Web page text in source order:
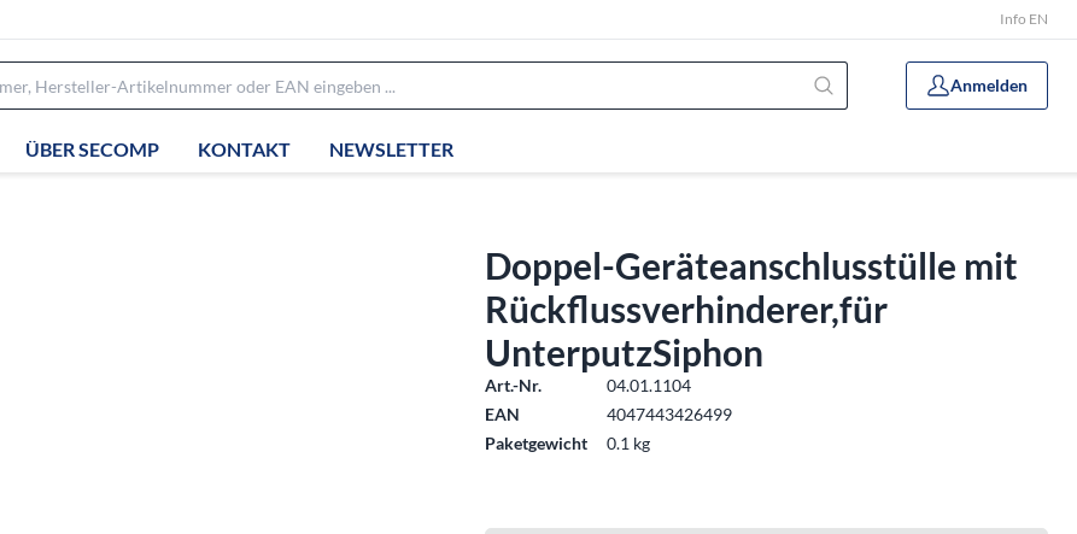
Info EN
Anmelden
ÜBER SECOMP KONTAKT NEWSLETTER
Doppel-Geräteanschlusstülle mit
Rückflussverhinderer,für
UnterputzSiphon
Art.-Nr.
04.01.1104
EAN
4047443426499
Paketgewicht
0.1 kg